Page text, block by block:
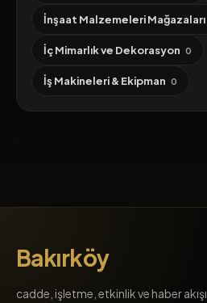
İnşaat Malzemeleri Mağazaları
İç Mimarlık ve Dekorasyon 0
İş Makineleri & Ekipman 0
Bakırköy
cadde, işletme, etkinlik ve haber akışı